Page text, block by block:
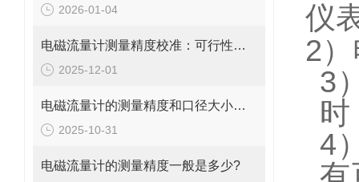
2026-01-04
电磁流量计测量精度校准：可行性、方法与实操指南
2025-12-01
电磁流量计的测量精度和口径大小的关系是什么?
2025-10-31
电磁流量计的测量精度一般是多少?
仪
2
3
4